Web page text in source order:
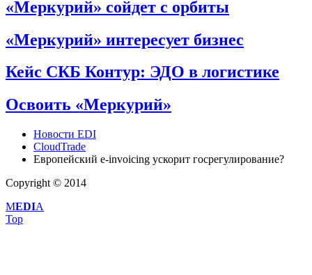
«Меркурий» сойдет с орбиты
«Меркурий» интересует бизнес
Кейс СКБ Контур: ЭДО в логистике
Освоить «Меркурий»
Новости EDI
CloudTrade
Европейский e-invoicing ускорит госрегулирование?
Copyright © 2014
MEDIA
Top